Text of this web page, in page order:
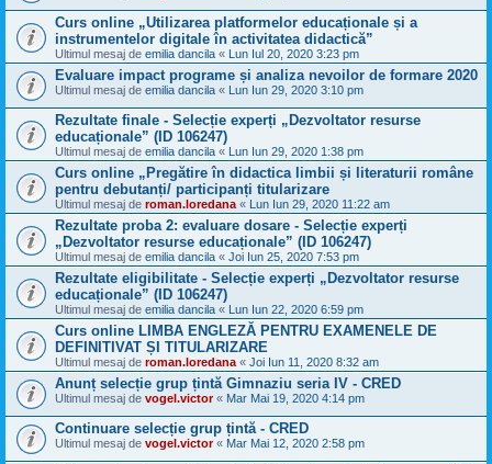
Curs online „Utilizarea platformelor educaționale și a
instrumentelor digitale în activitatea didactică”
Ultimul mesaj de emilia dancila « Lun Iul 20, 2020 3:23 pm
Evaluare impact programe și analiza nevoilor de formare 2020
Ultimul mesaj de emilia dancila « Lun Iun 29, 2020 3:10 pm
Rezultate finale - Selecție experți „Dezvoltator resurse
educaționale” (ID 106247)
Ultimul mesaj de emilia dancila « Lun Iun 29, 2020 1:38 pm
Curs online „Pregătire în didactica limbii și literaturii române
pentru debutanți/ participanți titularizare
Ultimul mesaj de roman.loredana « Lun Iun 29, 2020 11:22 am
Rezultate proba 2: evaluare dosare - Selecție experți
„Dezvoltator resurse educaționale” (ID 106247)
Ultimul mesaj de emilia dancila « Joi Iun 25, 2020 7:53 pm
Rezultate eligibilitate - Selecție experți „Dezvoltator resurse
educaționale” (ID 106247)
Ultimul mesaj de emilia dancila « Lun Iun 22, 2020 6:59 pm
Curs online LIMBA ENGLEZĂ PENTRU EXAMENELE DE
DEFINITIVAT ȘI TITULARIZARE
Ultimul mesaj de roman.loredana « Joi Iun 11, 2020 8:32 am
Anunț selecție grup țintă Gimnaziu seria IV - CRED
Ultimul mesaj de vogel.victor« Mar Mai 19, 2020 4:14 pm
Continuare selecție grup țintă - CRED
Ultimul mesaj de vogel.victor« Mar Mai 12, 2020 2:58 pm